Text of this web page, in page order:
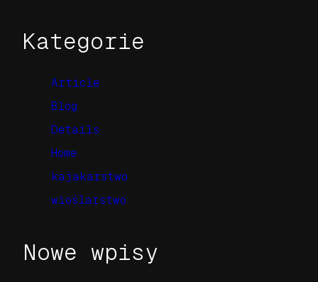
Kategorie
Article
Blog
Details
Home
kajakarstwo
wioślarstwo
Nowe wpisy